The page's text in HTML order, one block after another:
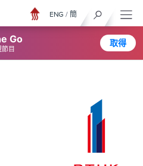
Go
目
取得
ENG / 簡